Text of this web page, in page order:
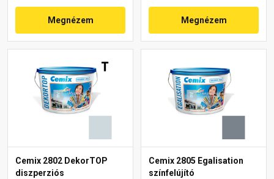
Megnézem Megnézem
Cemix 2802 DekorTOP
diszperziós
Cemix 2805 Egalisation
színfelújító